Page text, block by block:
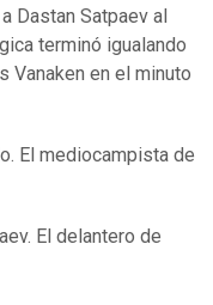
Dastan Satpaev al
terminó igualando
Vanaken en el minuto
El mediocampista de
El delantero de